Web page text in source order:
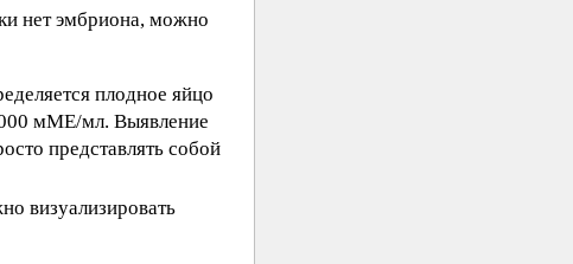
нет эмбриона, можно
плодное яйцо
мМЕ/мл. Выявление
представлять собой
визуализировать